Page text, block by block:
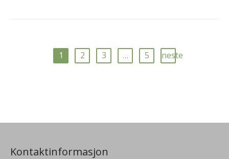
1 2 3 … 5 neste
Kontaktinformasjon